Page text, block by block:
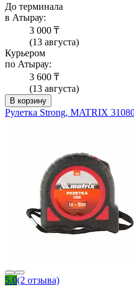
До терминала
в Атырау:
3 000 ₸
(13 августа)
Курьером
по Атырау:
3 600 ₸
(13 августа)
В корзину
Рулетка Strong, MATRIX
5.0(2 отзыва)